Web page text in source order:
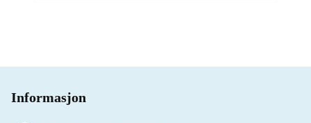
Informasjon